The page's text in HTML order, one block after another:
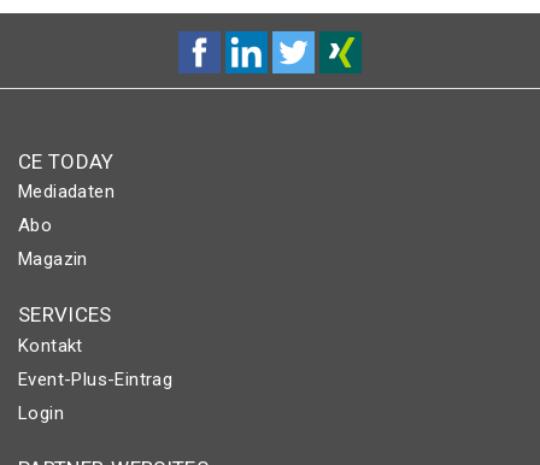
CE TODAY
Mediadaten
Abo
Magazin
SERVICES
Kontakt
Event-Plus-Eintrag
Login